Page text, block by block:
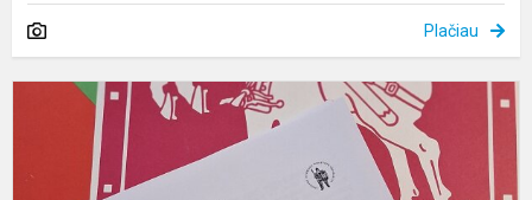
Plačiau